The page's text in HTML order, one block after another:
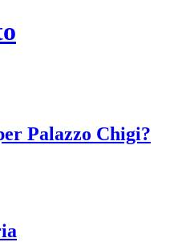
Palazzo Chigi?